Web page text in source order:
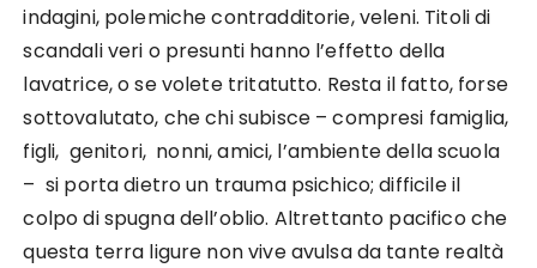
indagini, polemiche contradditorie, veleni. Titoli di
scandali veri o presunti hanno l’effetto della
lavatrice, o se volete tritatutto. Resta il fatto, forse
sottovalutato, che chi subisce – compresi famiglia,
figli, genitori, nonni, amici, l’ambiente della scuola
– si porta dietro un trauma psichico; difficile il
colpo di spugna dell’oblio. Altrettanto pacifico che
questa terra ligure non vive avulsa da tante realtà